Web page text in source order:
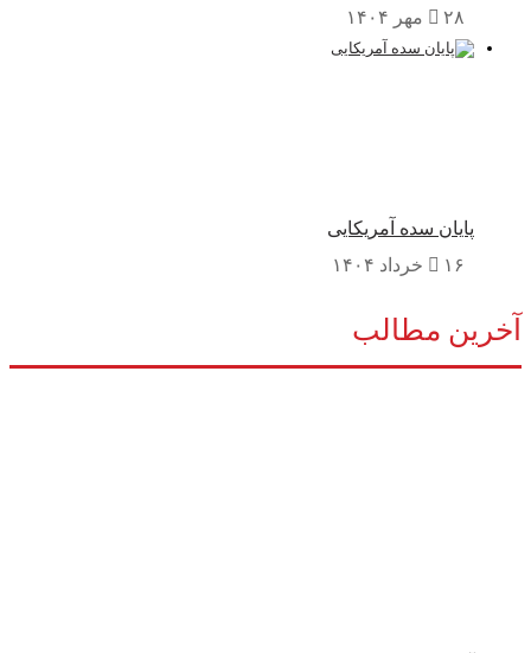
پایان سده آمریکایی
مطالب